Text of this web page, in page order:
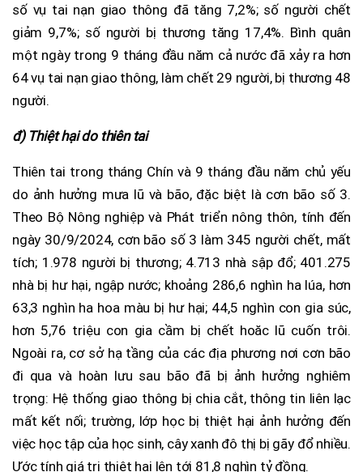
số vụ tai nạn giao thông đã tăng 7,2%; số người chết
giảm 9,7%; số người bị thương tăng 17,4%. Bình quân
một ngày trong 9 tháng đầu năm cả nước đã xảy ra hơn
64 vụ tai nạn giao thông, làm chết 29 người, bị thương 48
người.
đ) Thiệt hại do thiên tai
Thiên tai trong tháng Chín và 9 tháng đầu năm chủ yếu
do ảnh hưởng mưa lũ và bão, đặc biệt là cơn bão số 3.
Theo Bộ Nông nghiệp và Phát triển nông thôn, tính đến
ngày 30/9/2024, cơn bão số 3 làm 345 người chết, mất
tích; 1.978 người bị thương; 4.713 nhà sập đổ; 401.275
nhà bị hư hại, ngập nước; khoảng 286,6 nghìn ha lúa, hơn
63,3 nghìn ha hoa màu bị hư hại; 44,5 nghìn con gia súc,
hơn 5,76 triệu con gia cầm bị chết hoăc lũ cuốn trôi.
Ngoài ra, cơ sở hạ tầng của các địa phương nơi cơn bão
đi qua và hoàn lưu sau bão đã bị ảnh hưởng nghiêm
trọng: Hệ thống giao thông bị chia cắt, thông tin liên lạc
mất kết nối; trường, lớp học bị thiệt hại ảnh hưởng đến
việc học tập của học sinh, cây xanh đô thị bị gãy đổ nhiều.
Ước tính giá trị thiệt hại lên tới 81,8 nghìn tỷ đồng.